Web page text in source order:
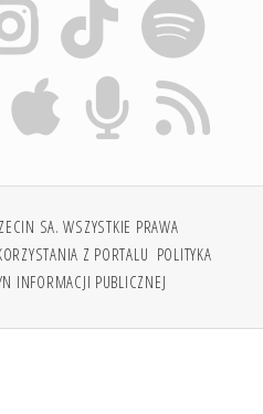
SA. WSZYSTKIE PRAWA
Z PORTALU POLITYKA
INFORMACJI PUBLICZNEJ